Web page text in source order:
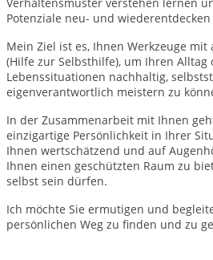
Potenziale neu- und
Mein Ziel ist es, Ihnen Werkzeuge mit
(Hilfe zur Selbsthilfe), um Ihren Alltag
Lebenssituationen nachhaltig,
eigenverantwortlich meistern zu
In der Zusammenarbeit mit Ihnen
einzigartige Persönlichkeit in Ihrer
Ihnen wertschätzend und auf
Ihnen einen geschützten Raum zu
selbst sein dürfen.
Ich möchte Sie ermutigen und
persönlichen Weg zu finden und zu